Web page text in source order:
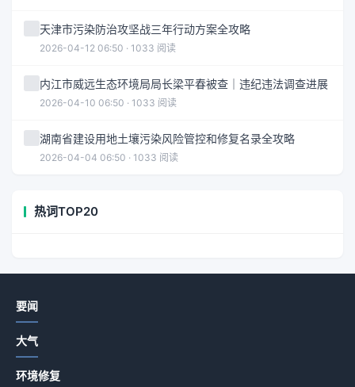
天津市污染防治攻坚战三年行动方案全攻略
2026-04-12 06:50 · 1033 阅读
内江市威远生态环境局局长梁平春被查｜违纪违法调查进展
2026-04-10 06:50 · 1033 阅读
湖南省建设用地土壤污染风险管控和修复名录全攻略
2026-04-04 06:50 · 1033 阅读
热词TOP20
要闻
大气
环境修复